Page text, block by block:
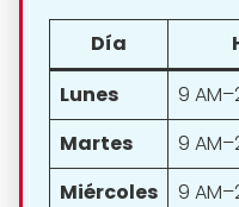
Día
Lunes
9
Martes
9
Miércoles
9